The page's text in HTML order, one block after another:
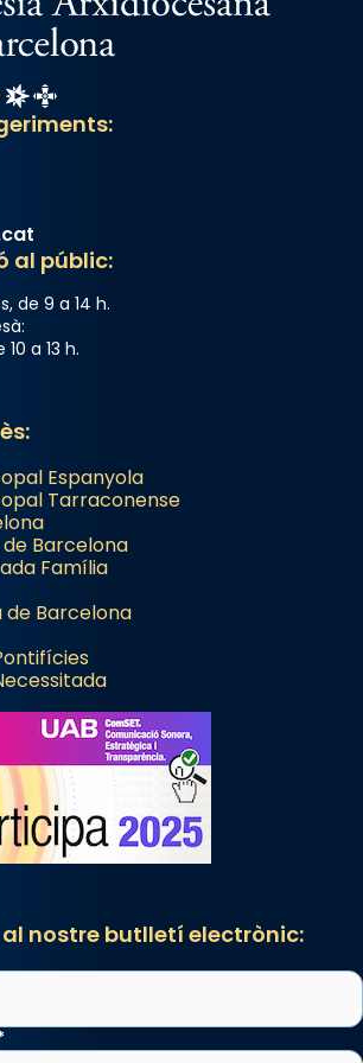
Radio Estel
Catalunya Cristiana
al públic:
de 9 a 14 h.
a 13 h.
Espanyola
Tarraconense
Barcelona
Família
de Barcelona
nostre butlletí electrònic: